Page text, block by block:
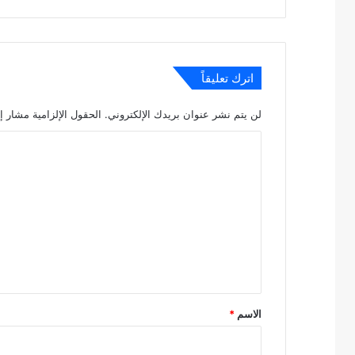
اترك تعليقاً
لن يتم نشر عنوان بريدك الإلكتروني. الحقول الإلزامية مشار
*
الاسم *